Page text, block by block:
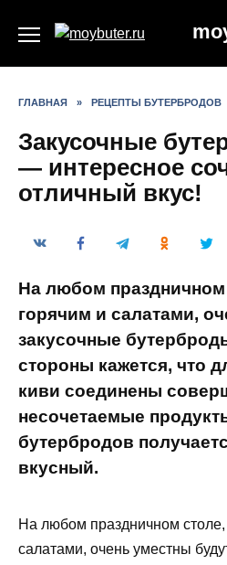
ГЛАВНАЯ » РЕЦЕПТЫ БУТЕРБРОДОВ
Закусочные
— интересное
отличный вкус!
На любом праздничном
горячим и салатами,
закусочные
стороны кажется, что
киви соединены
несочетаемые
бутербродов
вкусный.
На любом праздничном столе,
салатами, очень уместны